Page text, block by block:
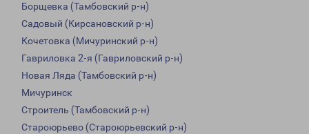
Борщевка (Тамбовский р-н)
Садовый (Кирсановский р-н)
Кочетовка (Мичуринский р-н)
Гавриловка 2-я (Гавриловский р-н)
Новая Ляда (Тамбовский р-н)
Мичуринск
Строитель (Тамбовский р-н)
Староюрьево (Староюрьевский р-н)